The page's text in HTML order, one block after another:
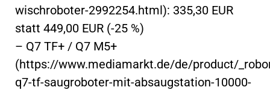
wischroboter-2992254.html): 335,30 EUR
statt 449,00 EUR (-25 %)
– Q7 TF+ / Q7 M5+
(https://www.mediamarkt.de/de/product/
q7-tf-saugroboter-mit-absaugstation-10000-